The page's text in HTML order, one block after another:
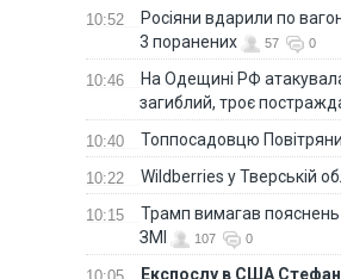
10:52
Росіяни вдарили по
3 поранених
57 0
10:46
На Одещині РФ
загиблий, троє
10:40 Топпосадовцю
10:22 Wildberries у Тверській
10:15
Трамп вимагав пояснень
ЗМІ
107 0
Експослу в США